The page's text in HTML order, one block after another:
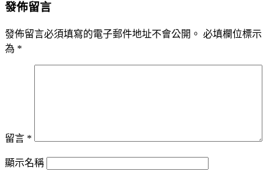
發佈留言
發佈留言必須填寫的電子郵件地址不會公開。 必填欄位標示
為 *
留言 *
顯示名稱